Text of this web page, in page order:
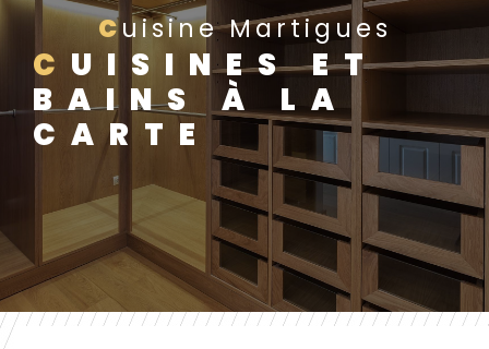
Cuisine Martigues
CUISINES ET
BAINS À LA
CARTE